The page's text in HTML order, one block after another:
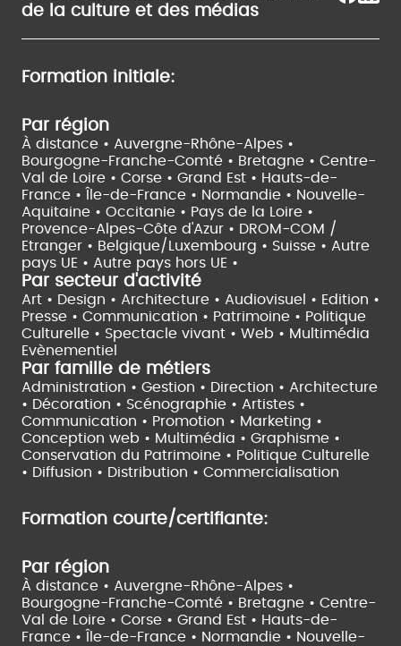
de la culture et des médias
Formation initiale:
Par région
À distance • Auvergne-Rhône-Alpes •
Bourgogne-Franche-Comté • Bretagne • Centre-
Val de Loire • Corse • Grand Est • Hauts-de-
France •
Île-de-France • Normandie • Nouvelle-
Aquitaine • Occitanie • Pays de la Loire •
Provence-Alpes-Côte d'Azur • DROM-COM /
Etranger • Belgique/Luxembourg • Suisse • Autre
pays UE • Autre pays hors UE •
Par secteur d'activité
Art • Design • Architecture • Audiovisuel • Edition •
Presse • Communication • Patrimoine • Politique
Culturelle • Spectacle vivant • Web • Multimédia
Evènementiel
Par famille de métiers
Administration • Gestion • Direction • Architecture
• Décoration • Scénographie • Artistes •
Communication • Promotion • Marketing •
Conception web • Multimédia • Graphisme •
Conservation du Patrimoine • Politique Culturelle
• Diffusion • Distribution • Commercialisation
Formation courte/certifiante:
Par région
À distance • Auvergne-Rhône-Alpes •
Bourgogne-Franche-Comté • Bretagne • Centre-
Val de Loire • Corse • Grand Est • Hauts-de-
France •
Île-de-France • Normandie • Nouvelle-